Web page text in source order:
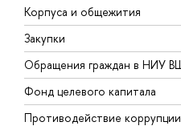
Корпуса и общежития
Закупки
Обращения граждан в НИУ
Фонд целевого капитала
Противодействие коррупции